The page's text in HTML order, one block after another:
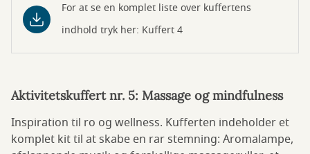
For at se en komplet liste over kuffertens
indhold tryk her: Kuffert 4
Aktivitetskuffert nr. 5: Massage og mindfulness
Inspiration til ro og wellness. Kufferten indeholder et
komplet kit til at skabe en rar stemning: Aromalampe,